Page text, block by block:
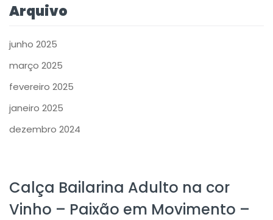
Arquivo
junho 2025
março 2025
fevereiro 2025
janeiro 2025
dezembro 2024
Calça Bailarina Adulto na cor
Vinho – Paixão em Movimento –